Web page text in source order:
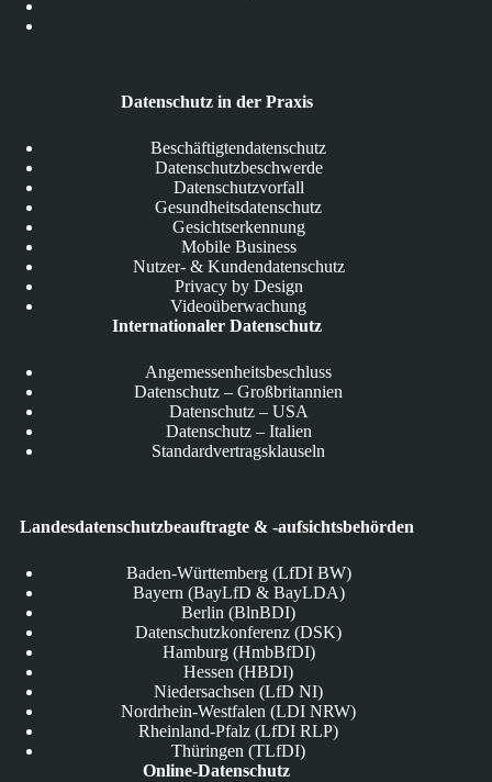
Datenschutz in der Praxis
Beschäftigtendatenschutz
Datenschutzbeschwerde
Datenschutzvorfall
Gesundheitsdatenschutz
Gesichtserkennung
Mobile Business
Nutzer- & Kundendatenschutz
Privacy by Design
Videoüberwachung
Internationaler Datenschutz
Angemessenheitsbeschluss
Datenschutz – Großbritannien
Datenschutz – USA
Datenschutz – Italien
Standardvertragsklauseln
Landesdatenschutzbeauftragte & -aufsichtsbehörden
Baden-Württemberg (LfDI BW)
Bayern (BayLfD & BayLDA)
Berlin (BlnBDI)
Datenschutzkonferenz (DSK)
Hamburg (HmbBfDI)
Hessen (HBDI)
Niedersachsen (LfD NI)
Nordrhein-Westfalen (LDI NRW)
Rheinland-Pfalz (LfDI RLP)
Thüringen (TLfDI)
Online-Datenschutz